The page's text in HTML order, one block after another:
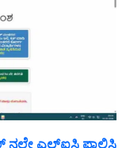
ನಲ್ಲೇ ಎಲ್ಐಸಿ ಪಾಲಿಸಿ